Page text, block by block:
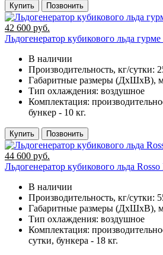
Купить Позвонить
42 600 руб.
Льдогенератор кубикового льда
В наличии
Производительность, кг/сутки:
Габаритные размеры (ДхШхВ),
Тип охлаждения: воздушное
Комплектация:
бункер - 10 кг.
Купить Позвонить
44 600 руб.
Льдогенератор кубикового льда
В наличии
Производительность, кг/сутки:
Габаритные размеры (ДхШхВ),
Тип охлаждения: воздушное
Комплектация:
сутки, бункера - 18 кг.